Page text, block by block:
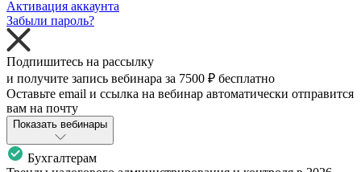
Активация аккаунта
Забыли пароль?
Подпишитесь на рассылку
и получите запись вебинара за 7500 ₽ бесплатно
Оставьте email и ссылка на вебинар автоматически отправится
вам на почту
Показать вебинары
Бухгалтерам